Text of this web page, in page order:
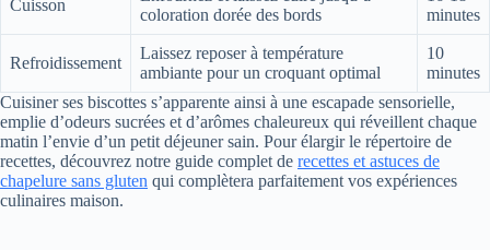
Cuisson
coloration dorée des bords
minutes
Refroidissement
Laissez reposer à température
ambiante pour un croquant optimal
10
minutes
Cuisiner ses biscottes s’apparente ainsi à une escapade sensorielle,
emplie d’odeurs sucrées et d’arômes chaleureux qui réveillent chaque
matin l’envie d’un petit déjeuner sain. Pour élargir le répertoire de
recettes, découvrez notre guide complet de recettes et astuces de
chapelure sans gluten qui complètera parfaitement vos expériences
culinaires maison.